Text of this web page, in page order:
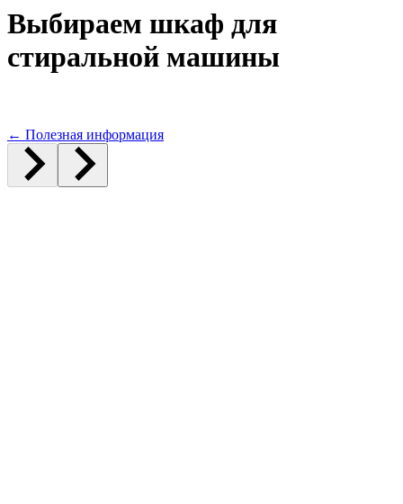
Выбираем шкаф для
стиральной машины
← Полезная информация